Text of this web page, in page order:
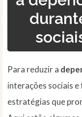
Para reduzir a
interações sociais
estratégias que